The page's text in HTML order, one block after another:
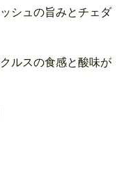
シュの旨みとチェダ
ルスの食感と酸味が